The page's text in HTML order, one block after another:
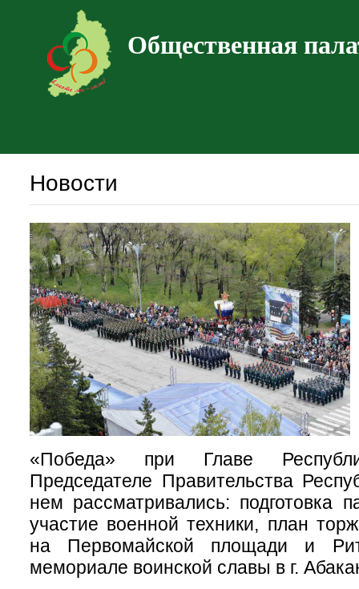
Общественная
Новости
«Победа» при Главе
Председателе Правительства
нем рассматривались: подготовка
участие военной техники, план
на Первомайской площади и
мемориале воинской славы в г.